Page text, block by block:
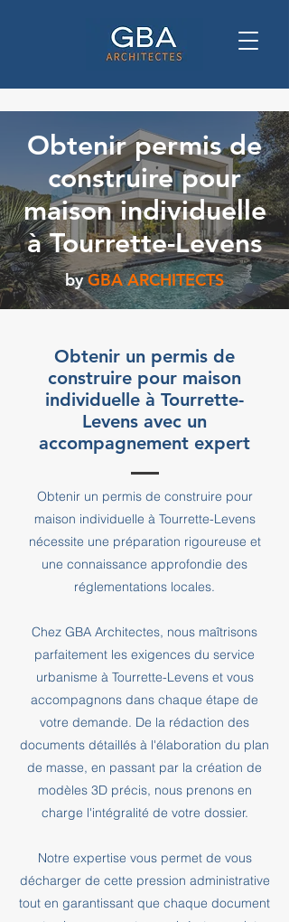
Obtenir permis de
construire pour
maison individuelle
à Tourrette-Levens
by GBA ARCHITECTS
Obtenir un permis de
construire pour maison
individuelle à Tourrette-
Levens avec un
accompagnement expert
Obtenir un permis de construire pour
maison individuelle à Tourrette-Levens
nécessite une préparation rigoureuse et
une connaissance approfondie des
réglementations locales.
Chez GBA Architectes, nous maîtrisons
parfaitement les exigences du service
urbanisme à Tourrette-Levens et vous
accompagnons dans chaque étape de
votre demande. De la rédaction des
documents détaillés à l'élaboration du plan
de masse, en passant par la création de
modèles 3D précis, nous prenons en
charge l'intégralité de votre dossier.
Notre expertise vous permet de vous
décharger de cette pression administrative
tout en garantissant que chaque document